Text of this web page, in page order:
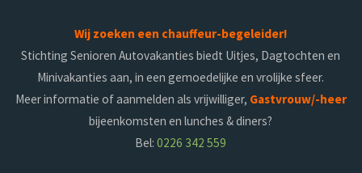
Wij zoeken een chauffeur-begeleider!
Stichting Senioren Autovakanties biedt Uitjes, Dagtochten en
Minivakanties aan, in een gemoedelijke en vrolijke sfeer.
Meer informatie of aanmelden als vrijwilliger, Gastvrouw/-heer
bijeenkomsten en lunches & diners?
Bel:0226 342 559